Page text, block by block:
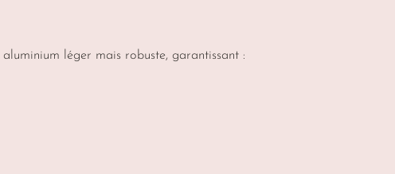
aluminium léger mais robuste, garantissant :